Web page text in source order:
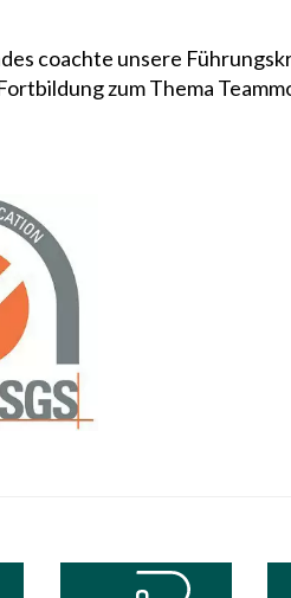
coachte unsere
zum Thema